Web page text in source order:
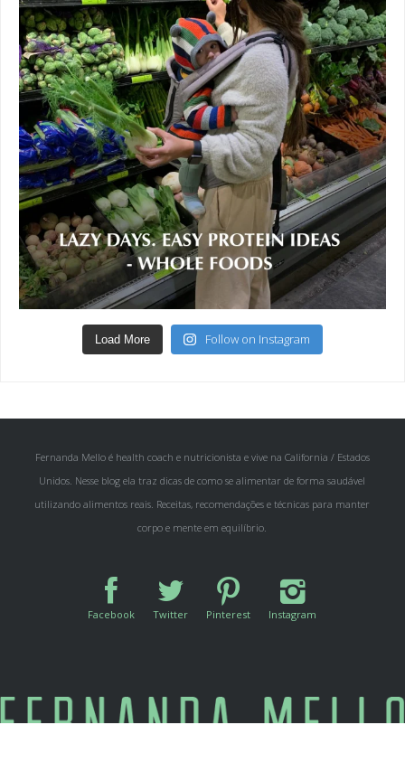
Load More Follow on Instagram
Fernanda Mello é health coach e nutricionista e vive na California / Estados
Unidos. Nesse blog ela traz dicas de como se alimentar de forma saudável
utilizando alimentos reais. Receitas, recomendações e técnicas para manter
corpo e mente em equilíbrio.
Facebook Twitter Pinterest Instagram